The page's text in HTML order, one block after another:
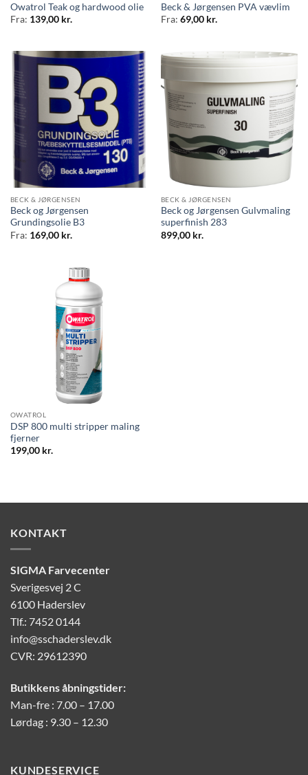
Owatrol Teak og hardwood olie
Fra: 139,00 kr.
Beck & Jørgensen PVA vævlim
Fra: 69,00 kr.
BECK & JØRGENSEN
Beck og Jørgensen
Grundingsolie B3
Fra: 169,00 kr.
BECK & JØRGENSEN
Beck og Jørgensen Gulvmaling
superfinish 283
899,00 kr.
OWATROL
DSP 800 multi stripper maling
fjerner
199,00 kr.
KONTAKT
SIGMA Farvecenter
Sverigesvej 2 C
6100 Haderslev
Tlf.: 7452 0144
info@sschaderslev.dk
CVR: 29612390
Butikkens åbningstider:
Man-fre : 7.00 – 17.00
Lørdag : 9.30 – 12.30
KUNDESERVICE